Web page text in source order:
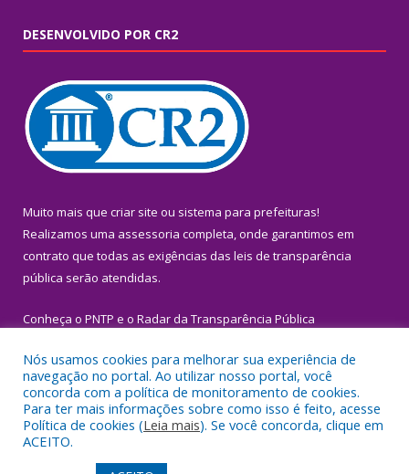
DESENVOLVIDO POR CR2
Muito mais que criar site ou sistema para prefeituras!
Realizamos uma assessoria completa, onde garantimos em
contrato que todas as exigências das leis de transparência
pública serão atendidas.
Conheça o PNTP e o Radar da Transparência Pública
Todos os direitos reservados a Prefeitura Municipal de Igarapé-
Miri.
Nós usamos cookies para melhorar sua experiência de
navegação no portal. Ao utilizar nosso portal, você
concorda com a política de monitoramento de cookies.
Para ter mais informações sobre como isso é feito, acesse
Política de cookies (Leia mais). Se você concorda, clique em
ACEITO.